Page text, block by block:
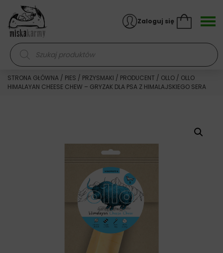
Skocz do treści
Wyszukiwarka produktów
Zaloguj się
STRONA GŁÓWNA / PIES / PRZYSMAKI / PRODUCENT / OLLO / OLLO
HIMALAYAN CHEESE CHEW – GRYZAK DLA PSA Z HIMALAJSKIEGO SERA